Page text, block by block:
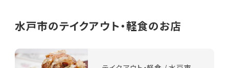
水戸市のテイクアウト・軽食のお店